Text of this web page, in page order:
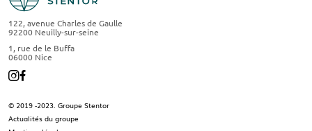
122, avenue Charles de Gaulle
92200 Neuilly-sur-seine
1, rue de le Buffa
06000 Nice
© 2019 -2023. Groupe Stentor
Actualités du groupe